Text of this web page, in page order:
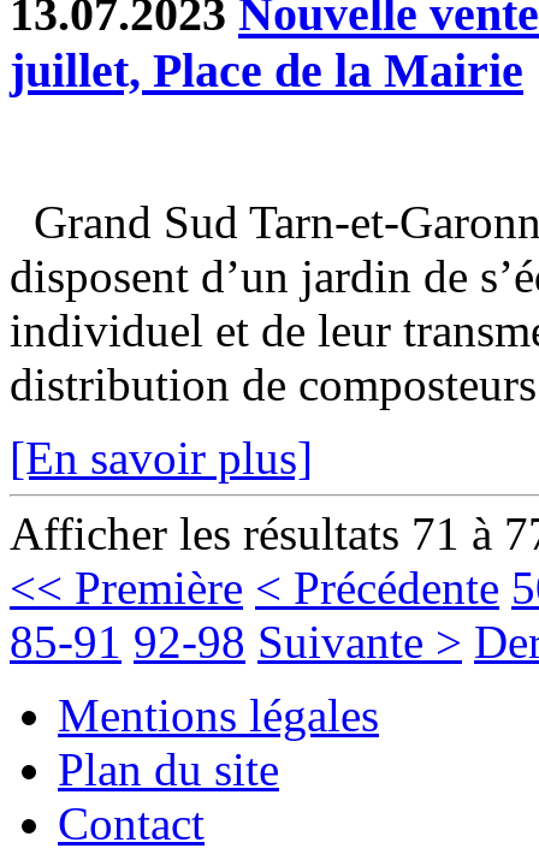
13.07.2023 Nouvelle
juillet, Place de la Mairie
Grand Sud Tarn-et-
disposent d’un jardin de
individuel et de leur
distribution de
[En savoir plus]
Afficher les résultats 71 à
<< Première < Précédente
85-91 92-98 Suivante >
Mentions légales
Plan du site
Contact